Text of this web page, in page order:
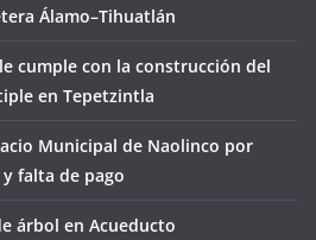
Álamo–Tihuatlán
cumple con la construcción del
en Tepetzintla
Municipal de Naolinco por
falta de pago
árbol en Acueducto